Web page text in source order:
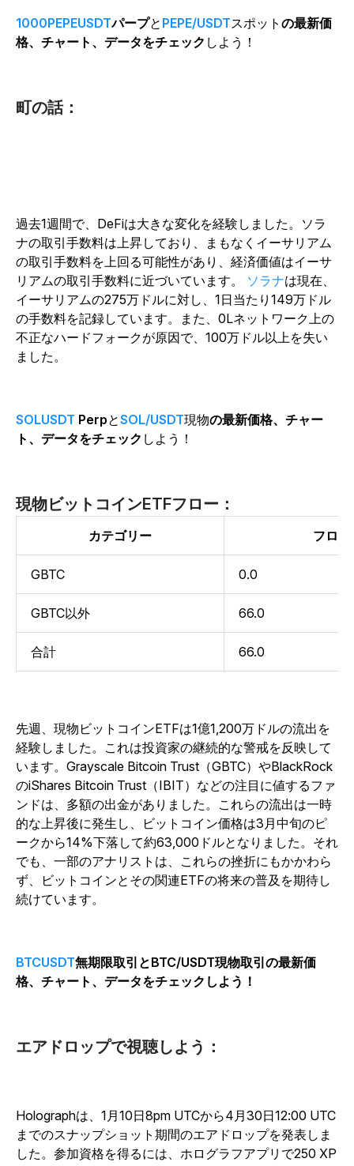
1000PEPEUSDTパープと PEPE/USDTスポット の最新価
格、チャート、データをチェック しよう！
町の話：
過去1週間で、DeFiは大きな変化を経験しました。ソラ
ナの取引手数料は上昇しており、まもなくイーサリアム
の取引手数料を上回る可能性があり、経済価値はイーサ
リアムの取引手数料に近づいています。 ソラナは現在、
イーサリアムの275万ドルに対し、1日当たり149万ドル
の手数料を記録しています。また、0Lネットワーク上の
不正なハードフォークが原因で、100万ドル以上を失い
ました。
SOLUSDT PerpとSOL/USDT現物の最新価格、チャー
ト、データをチェック しよう！
現物ビットコインETFフロー：
カテゴリー フロ
GBTC 0.0
GBTC以外 66.0
合計 66.0
先週、現物ビットコインETFは1億1,200万ドルの流出を
経験しました。これは投資家の継続的な警戒を反映して
います。Grayscale Bitcoin Trust（GBTC）やBlackRock
のiShares Bitcoin Trust（IBIT）などの注目に値するファ
ンドは、多額の出金がありました。これらの流出は一時
的な上昇後に発生し、ビットコイン価格は3月中旬のピ
ークから14%下落して約63,000ドルとなりました。それ
でも、一部のアナリストは、これらの挫折にもかかわら
ず、ビットコインとその関連ETFの将来の普及を期待し
続けています。
BTCUSDT無期限取引とBTC/USDT現物取引の最新価
格、チャート、データをチェックしよう！
エアドロップで視聴しよう：
Holographは、1月10日8pm UTCから4月30日12:00 UTC
までのスナップショット期間のエアドロップを発表しま
した。参加資格を得るには、ホログラフアプリで250 XP